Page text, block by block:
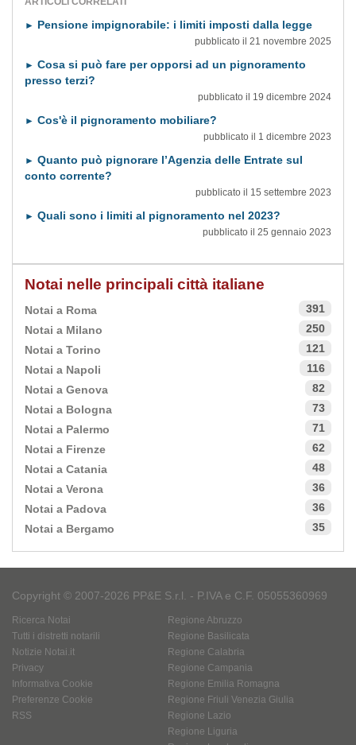
► Pensione impignorabile: i limiti imposti dalla legge
pubblicato il 21 novembre 2025
► Cosa si può fare per opporsi ad un pignoramento
presso terzi?
pubblicato il 19 dicembre 2024
► Cos'è il pignoramento mobiliare?
pubblicato il 1 dicembre 2023
► Quanto può pignorare l’Agenzia delle Entrate sul
conto corrente?
pubblicato il 15 settembre 2023
► Quali sono i limiti al pignoramento nel 2023?
pubblicato il 25 gennaio 2023
Notai nelle principali città italiane
Notai a Roma
391
Notai a Milano
250
Notai a Torino
121
Notai a Napoli
116
Notai a Genova
82
Notai a Bologna
73
Notai a Palermo
71
Notai a Firenze
62
Notai a Catania
48
Notai a Verona
36
Notai a Padova
36
Notai a Bergamo
35
Copyright © 2007-2026 PP&E S.r.l. - P.IVA e C.F. 05055360969
Ricerca Notai
Tutti i distretti notarili
Notizie Notai.it
Privacy
Informativa Cookie
Preferenze Cookie
RSS
Regione Abruzzo
Regione Basilicata
Regione Calabria
Regione Campania
Regione Emilia Romagna
Regione Friuli Venezia Giulia
Regione Lazio
Regione Liguria